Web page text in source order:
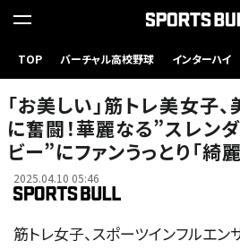
TOP バーチャル高校野球 インターハイ
「お美しい」筋トレ美女子
に奮闘！華麗なる”スレン
ビー”にファンうっとり「綺
2025.04.10 05:46
筋トレ女子、スポーツインフルエン